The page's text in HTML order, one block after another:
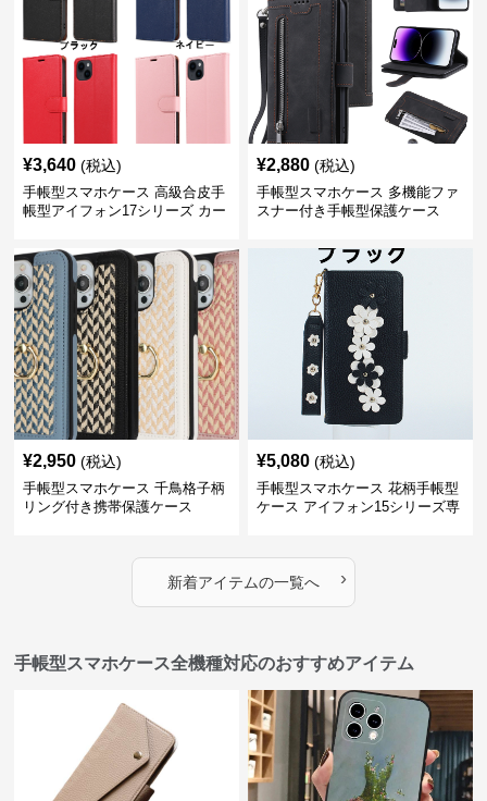
¥3,640 (税込)
手帳型スマホケース 高級合皮手
帳型アイフォン17シリーズ カー
¥2,880 (税込)
手帳型スマホケース 多機能ファ
スナー付き手帳型保護ケース
¥2,950 (税込)
手帳型スマホケース 千鳥格子柄
リング付き携帯保護ケース
¥5,080 (税込)
手帳型スマホケース 花柄手帳型
ケース アイフォン15シリーズ専
新着アイテムの一覧へ ›
手帳型スマホケース全機種対応のおすすめアイテム